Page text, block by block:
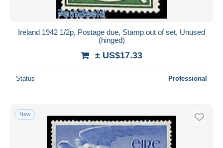
Ireland 1942 1/2p, Postage due, Stamp out of set, Unused
(hinged)
± US$17.33
Status Professional
New